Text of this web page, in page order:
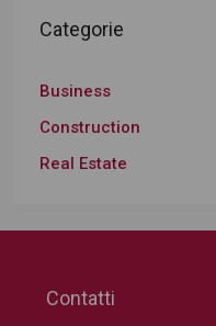
Categorie
Business
Construction
Real Estate
Contatti